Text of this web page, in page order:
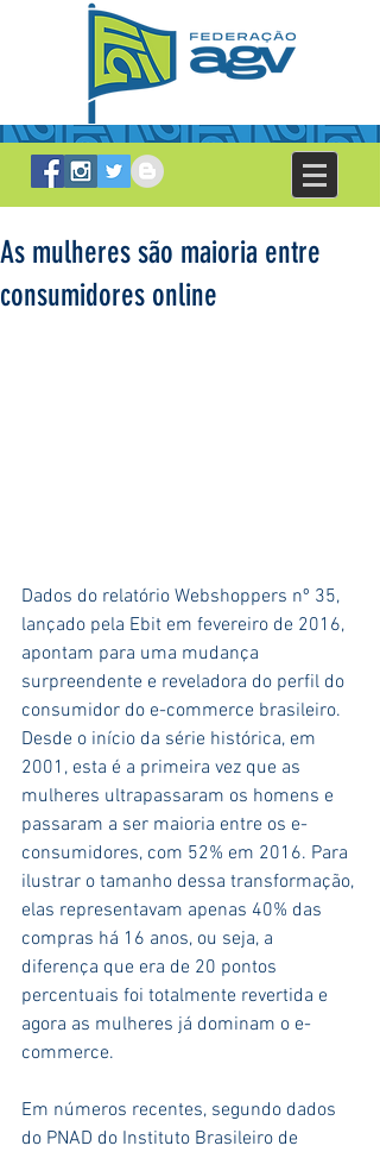
As mulheres são maioria entre
consumidores online
Dados do relatório Webshoppers nº 35,
lançado pela Ebit em fevereiro de 2016,
apontam para uma mudança
surpreendente e reveladora do perfil do
consumidor do e-commerce brasileiro.
Desde o início da série histórica, em
2001, esta é a primeira vez que as
mulheres ultrapassaram os homens e
passaram a ser maioria entre os e-
consumidores, com 52% em 2016. Para
ilustrar o tamanho dessa transformação,
elas representavam apenas 40% das
compras há 16 anos, ou seja, a
diferença que era de 20 pontos
percentuais foi totalmente revertida e
agora as mulheres já dominam o e-
commerce.
Em números recentes, segundo dados
do PNAD do Instituto Brasileiro de